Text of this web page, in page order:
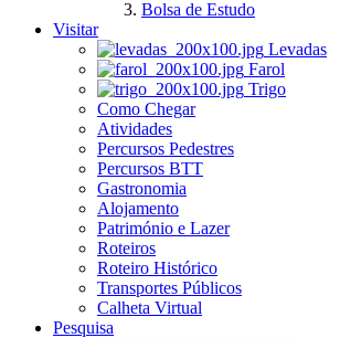
Bolsa de Estudo
Visitar
Levadas
Farol
Trigo
Como Chegar
Atividades
Percursos Pedestres
Percursos BTT
Gastronomia
Alojamento
Património e Lazer
Roteiros
Roteiro Histórico
Transportes Públicos
Calheta Virtual
Pesquisa